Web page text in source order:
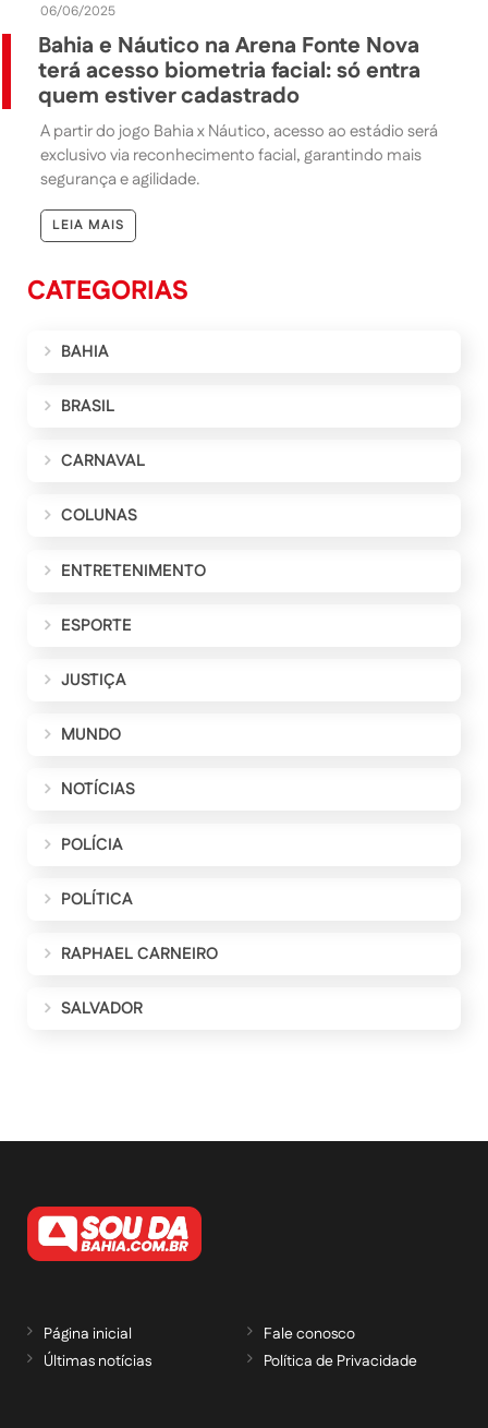
06/06/2025
Bahia e Náutico na Arena Fonte Nova
terá acesso biometria facial: só entra
quem estiver cadastrado
A partir do jogo Bahia x Náutico, acesso ao estádio será
exclusivo via reconhecimento facial, garantindo mais
segurança e agilidade.
LEIA MAIS
CATEGORIAS
BAHIA
BRASIL
CARNAVAL
COLUNAS
ENTRETENIMENTO
ESPORTE
JUSTIÇA
MUNDO
NOTÍCIAS
POLÍCIA
POLÍTICA
RAPHAEL CARNEIRO
SALVADOR
Página inicial
Últimas notícias
Fale conosco
Política de Privacidade